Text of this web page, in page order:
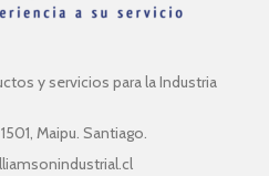
y servicios para la Industria
Maipu. Santiago.